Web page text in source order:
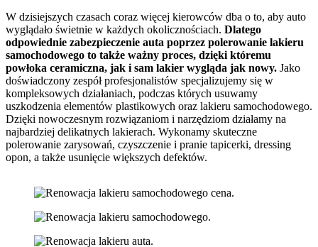
W dzisiejszych czasach coraz więcej kierowców dba o to, aby auto
wyglądało świetnie w każdych okolicznościach. Dlatego
odpowiednie zabezpieczenie auta poprzez polerowanie lakieru
samochodowego to także ważny proces, dzięki któremu
powłoka ceramiczna, jak i sam lakier wygląda jak nowy. Jako
doświadczony zespół profesjonalistów specjalizujemy się w
kompleksowych działaniach, podczas których usuwamy
uszkodzenia elementów plastikowych oraz lakieru samochodowego.
Dzięki nowoczesnym rozwiązaniom i narzędziom działamy na
najbardziej delikatnych lakierach. Wykonamy skuteczne
polerowanie zarysowań, czyszczenie i pranie tapicerki, dressing
opon, a także usunięcie większych defektów.